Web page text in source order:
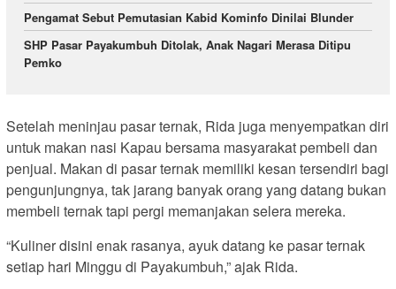
Pengamat Sebut Pemutasian Kabid Kominfo Dinilai Blunder
SHP Pasar Payakumbuh Ditolak, Anak Nagari Merasa Ditipu
Pemko
Setelah meninjau pasar ternak, Rida juga menyempatkan diri
untuk makan nasi Kapau bersama masyarakat pembeli dan
penjual. Makan di pasar ternak memiliki kesan tersendiri bagi
pengunjungnya, tak jarang banyak orang yang datang bukan
membeli ternak tapi pergi memanjakan selera mereka.
“Kuliner disini enak rasanya, ayuk datang ke pasar ternak
setiap hari Minggu di Payakumbuh,” ajak Rida.